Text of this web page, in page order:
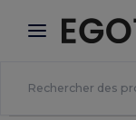
× Appli
Meilleurs